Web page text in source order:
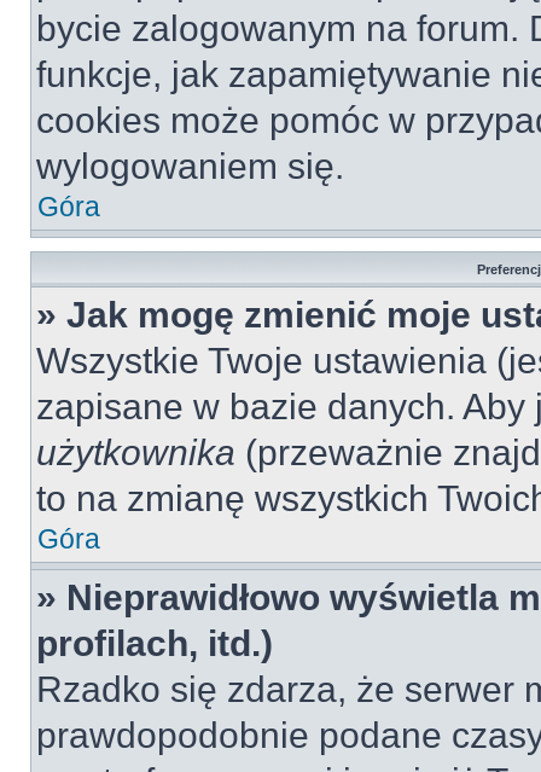
bycie zalogowanym na forum.
funkcje, jak zapamiętywanie
cookies może pomóc w
wylogowaniem się.
Góra
» Jak mogę zmienić moje
Wszystkie Twoje ustawienia
zapisane w bazie danych.
użytkownika (przeważnie
to na zmianę wszystkich
Góra
» Nieprawidłowo wyświetla
profilach, itd.)
Rzadko się zdarza, że serwer
prawdopodobnie podane